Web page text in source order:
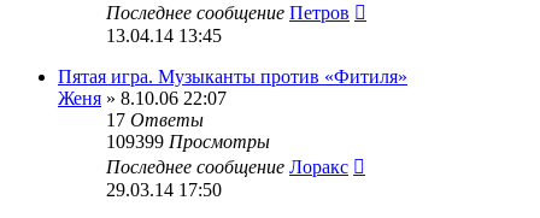
Последнее сообщение Петров
13.04.14 13:45
Пятая игра. Музыканты против «Фитиля»
Женя » 8.10.06 22:07
17 Ответы
109399 Просмотры
Последнее сообщение Лоракс
29.03.14 17:50